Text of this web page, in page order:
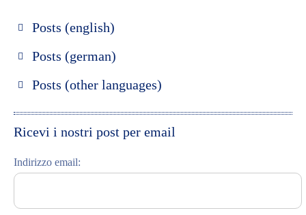
Posts (english)
Student Interviews
Posts (german)
Moskau entdecken
Posts (other languages)
Ricevi i nostri post per email
Indirizzo email: